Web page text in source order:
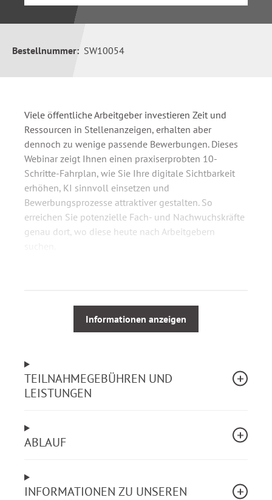
Bestellnummer: SW10054
Viele öffentliche Arbeitgeber investieren Zeit und
Ressourcen in Stellenanzeigen, erhalten aber
dennoch zu wenige passende Bewerbungen. Dieses
Webinar zeigt Ihnen einen praxiserprobten 10-
Schritte-Fahrplan, wie Sie Ihre digitale Sichtbarkeit
erhöhen, KI sinnvoll einsetzen und
Bewerbungsprozesse attraktiver gestalten. So
erreichen Sie potenzielle Fach- und Nachwuchskräfte
genau dort, wo diese heute nach Arbeitgebern
Sie erhalten konkrete Maßnahmen, um die
Reichweite Ihrer Stellenangebote mit
überschaubarem Aufwand nachhaltig zu
Organisation bei Google und in KI-gestützten
Suchsystemen.
Personalgewinnung.
Sie können die digitale Sichtbarkeit Ihrer
Sie wenden KI-gestützte Werkzeuge zur
Informationen anzeigen
TEILNAHMEGEBÜHREN UND
LEISTUNGEN
ABLAUF
INFORMATIONEN ZU UNSEREN